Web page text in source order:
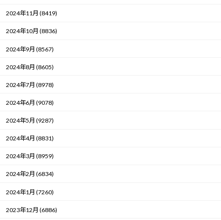
2024年11月 (8419)
2024年10月 (8836)
2024年9月 (8567)
2024年8月 (8605)
2024年7月 (8978)
2024年6月 (9078)
2024年5月 (9287)
2024年4月 (8831)
2024年3月 (8959)
2024年2月 (6834)
2024年1月 (7260)
2023年12月 (6886)